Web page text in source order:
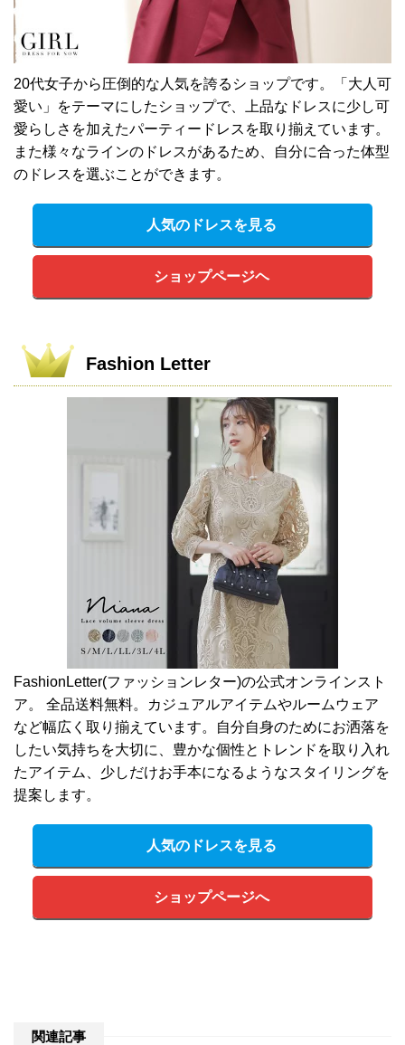
20代女子から圧倒的な人気を誇るショップです。「大人可
愛い」をテーマにしたショップで、上品なドレスに少し可
愛らしさを加えたパーティードレスを取り揃えています。
また様々なラインのドレスがあるため、自分に合った体型
のドレスを選ぶことができます。
人気のドレスを見る
ショップページヘ
Fashion Letter
FashionLetter(ファッションレター)の公式オンラインスト
ア。 全品送料無料。カジュアルアイテムやルームウェア
など幅広く取り揃えています。自分自身のためにお洒落を
したい気持ちを大切に、豊かな個性とトレンドを取り入れ
たアイテム、少しだけお手本になるようなスタイリングを
提案します。
人気のドレスを見る
ショップページへ
関連記事